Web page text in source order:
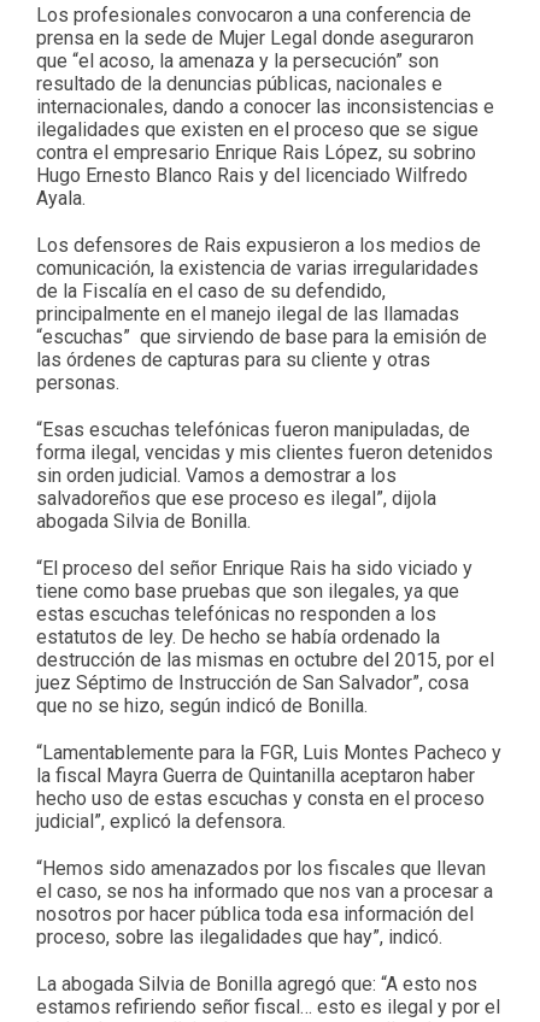
Los profesionales convocaron a una conferencia de
prensa en la sede de Mujer Legal donde aseguraron
que “el acoso, la amenaza y la persecución” son
resultado de la denuncias públicas, nacionales e
internacionales, dando a conocer las inconsistencias e
ilegalidades que existen en el proceso que se sigue
contra el empresario Enrique Rais López, su sobrino
Hugo Ernesto Blanco Rais y del licenciado Wilfredo
Ayala.
Los defensores de Rais expusieron a los medios de
comunicación, la existencia de varias irregularidades
de la Fiscalía en el caso de su defendido,
principalmente en el manejo ilegal de las llamadas
“escuchas” que sirviendo de base para la emisión de
las órdenes de capturas para su cliente y otras
personas.
“Esas escuchas telefónicas fueron manipuladas, de
forma ilegal, vencidas y mis clientes fueron detenidos
sin orden judicial. Vamos a demostrar a los
salvadoreños que ese proceso es ilegal”, dijola
abogada Silvia de Bonilla.
“El proceso del señor Enrique Rais ha sido viciado y
tiene como base pruebas que son ilegales, ya que
estas escuchas telefónicas no responden a los
estatutos de ley. De hecho se había ordenado la
destrucción de las mismas en octubre del 2015, por el
juez Séptimo de Instrucción de San Salvador”, cosa
que no se hizo, según indicó de Bonilla.
“Lamentablemente para la FGR, Luis Montes Pacheco y
la fiscal Mayra Guerra de Quintanilla aceptaron haber
hecho uso de estas escuchas y consta en el proceso
judicial”, explicó la defensora.
“Hemos sido amenazados por los fiscales que llevan
el caso, se nos ha informado que nos van a procesar a
nosotros por hacer pública toda esa información del
proceso, sobre las ilegalidades que hay”, indicó.
La abogada Silvia de Bonilla agregó que: “A esto nos
estamos refiriendo señor fiscal… esto es ilegal y por el